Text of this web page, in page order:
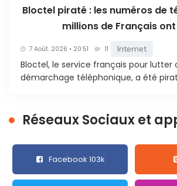
Bloctel piraté : les numéros de
millions de Français
7 Août. 2026 • 20:51 11 Internet
Bloctel, le service français pour lutter
démarchage téléphonique, a été
Réseaux Sociaux et
Facebook 103k